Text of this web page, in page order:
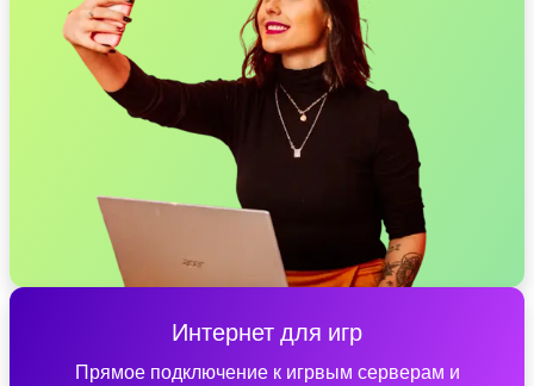
Интернет для игр
Прямое подключение к игрвым серверам и